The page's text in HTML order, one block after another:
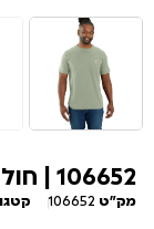
106652 | חולצת טי כיס ש"ק FORCE®
מק"ט 106652